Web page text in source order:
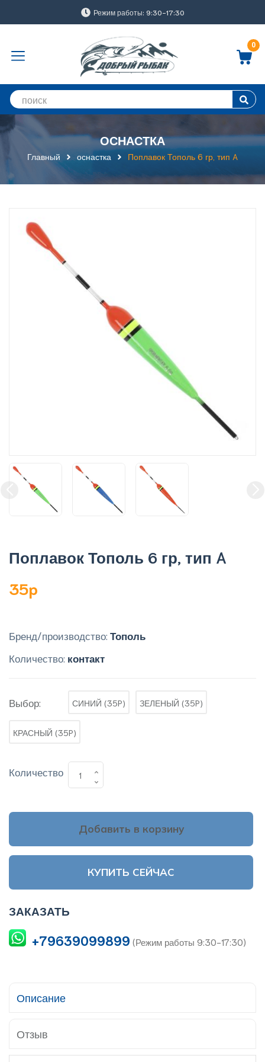
Режим работы: 9:30-17:30
0
ОСНАСТКА
Главный оснастка Поплавок Тополь 6 гр, тип A
Поплавок Тополь 6 гр, тип A
35p
Бренд/производство: Тополь
Количество: контакт
Выбор: СИНИЙ (35P) ЗЕЛЕНЫЙ (35P)
КРАСНЫЙ (35P)
Количество
Добавить в корзину
КУПИТЬ СЕЙЧАС
ЗАКАЗАТЬ
+79639099899 (Режим работы 9:30-17:30)
Описание
Отзыв